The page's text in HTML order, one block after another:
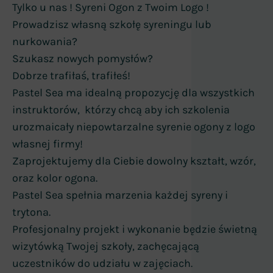
Tylko u nas ! Syreni Ogon z Twoim Logo !
Prowadzisz własną szkołę syreningu lub
nurkowania?
Szukasz nowych pomysłów?
Dobrze trafiłaś, trafiłeś!
Pastel Sea ma idealną propozycję dla wszystkich
instruktorów, którzy chcą aby ich szkolenia
urozmaicały niepowtarzalne syrenie ogony z logo
własnej firmy!
Zaprojektujemy dla Ciebie dowolny kształt, wzór,
oraz kolor ogona.
Pastel Sea spełnia marzenia każdej syreny i
trytona.
Profesjonalny projekt i wykonanie będzie świetną
wizytówką Twojej szkoły, zachęcającą
uczestników do udziału w zajęciach.